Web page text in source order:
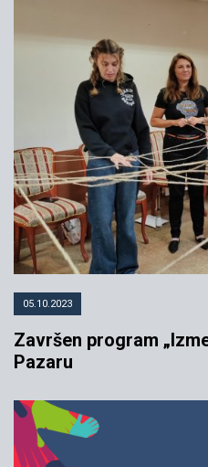
05.10.2023
Završen program
Pazaru